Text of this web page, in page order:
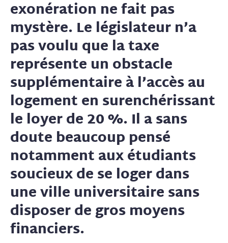
exonération ne fait pas
mystère. Le législateur n’a
pas voulu que la taxe
représente un obstacle
supplémentaire à l’accès au
logement en surenchérissant
le loyer de 20 %. Il a sans
doute beaucoup pensé
notamment aux étudiants
soucieux de se loger dans
une ville universitaire sans
disposer de gros moyens
financiers.